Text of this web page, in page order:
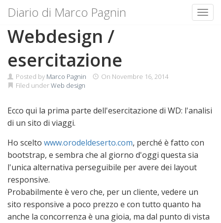
Skip
Diario di Marco Pagnin
Webdesign /
esercitazione
Posted by Marco Pagnin On Novembre 16, 2014
Filed underWeb design
Ecco qui la prima parte dell'esercitazione di WD: l'analisi
di un sito di viaggi.
Ho scelto www.orodeldeserto.com, perché è fatto con
bootstrap, e sembra che al giorno d'oggi questa sia
l'unica alternativa perseguibile per avere dei layout
responsive.
Probabilmente è vero che, per un cliente, vedere un
sito responsive a poco prezzo e con tutto quanto ha
anche la concorrenza è una gioia, ma dal punto di vista